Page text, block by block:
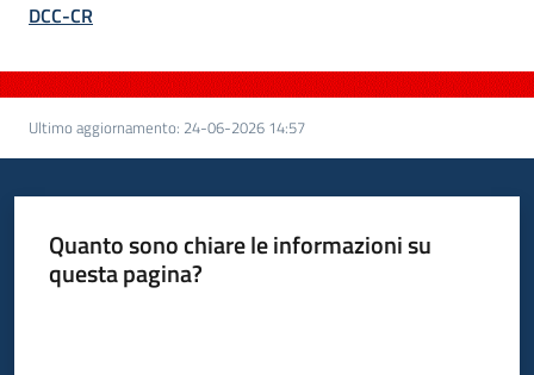
DCC-CR
Ultimo aggiornamento: 24-06-2026 14:57
Quanto sono chiare le informazioni su
questa pagina?